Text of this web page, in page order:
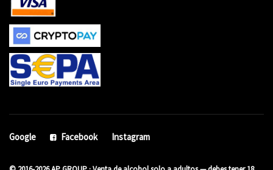
Google Facebook Instagram